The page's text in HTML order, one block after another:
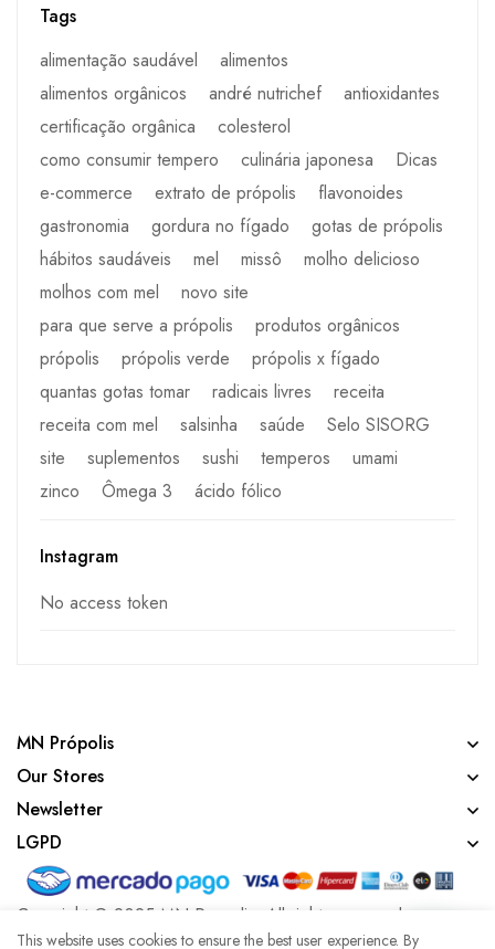
Tags
alimentação saudável
alimentos
alimentos orgânicos
andré nutrichef
antioxidantes
certificação orgânica
colesterol
como consumir tempero
culinária japonesa
Dicas
e-commerce
extrato de própolis
flavonoides
gastronomia
gordura no fígado
gotas de própolis
hábitos saudáveis
mel missô
molho delicioso
molhos com mel
novo site
para que serve a própolis
produtos orgânicos
própolis
própolis verde
própolis x fígado
quantas gotas tomar
radicais livres
receita
receita com mel
salsinha saúde
Selo SISORG
site
suplementos sushi temperos
umami
zinco
Ômega 3 ácido fólico
Instagram
No access token
MN Própolis
Our Stores
Newsletter
LGPD
Copyright © 2025 MN Propolis. All rights reserved.
This website uses cookies to ensure the best user experience. By